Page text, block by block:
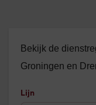
Bekijk de
Groningen en
Lijn